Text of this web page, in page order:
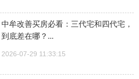
中牟改善买房必看：三代宅和四代宅，
到底差在哪？...
2026-07-29 11:33:15